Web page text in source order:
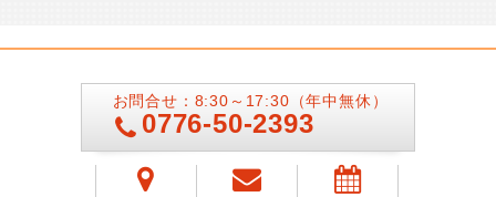
お問合せ：8:30～17:30（年中無休）
0776-50-2393